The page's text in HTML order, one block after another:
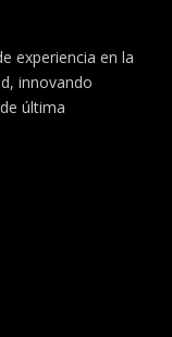
experiencia en la
innovando
última